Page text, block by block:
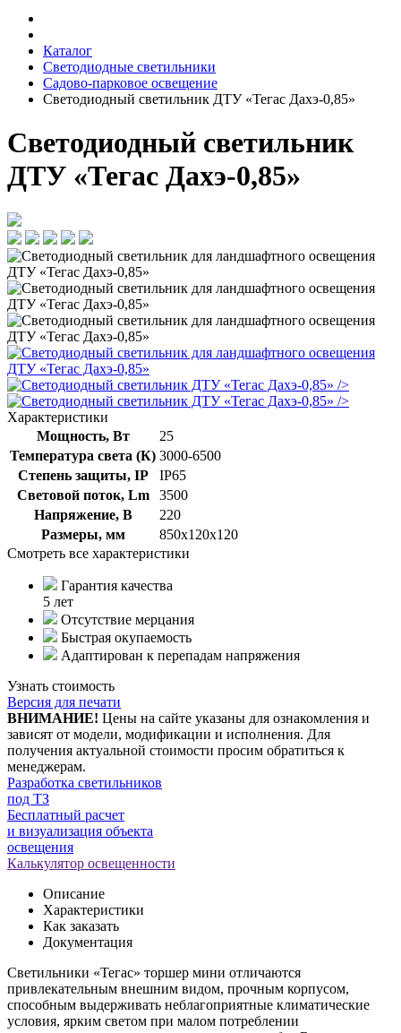
Каталог
Светодиодные светильники
Садово-парковое освещение
Светодиодный светильник ДТУ «Тегас Дахэ-0,85»
Светодиодный светильник
ДТУ «Тегас Дахэ-0,85»
/>
/>
Характеристики
Мощность, Вт
25
Температура света (К) 3000-6500
Степень защиты, IP
IP65
Световой поток, Lm
3500
Напряжение, В
220
Размеры, мм
850х120х120
Смотреть все характеристики
Гарантия качества
5 лет
Отсутствие мерцания
Быстрая окупаемость
Адаптирован к перепадам напряжения
Узнать стоимость
Версия для печати
ВНИМАНИЕ! Цены на сайте указаны для ознакомления и
зависят от модели, модификации и исполнения. Для
получения актуальной стоимости просим обратиться к
менеджерам.
Разработка светильников
под ТЗ
Бесплатный расчет
и визуализация объекта
освещения
Калькулятор освещенности
Описание
Характеристики
Как заказать
Документация
Светильники «Тегас» торшер мини отличаются
привлекательным внешним видом, прочным корпусом,
способным выдерживать неблагоприятные климатические
условия, ярким светом при малом потреблении